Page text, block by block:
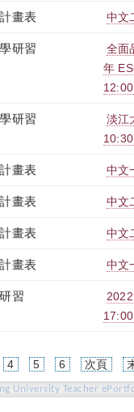
畫表 中文
研習
全面
年
研習
淡江
畫表 中文
畫表 中文
畫表 中文
畫表 中文
習
4 5 6 次頁
University Teacher